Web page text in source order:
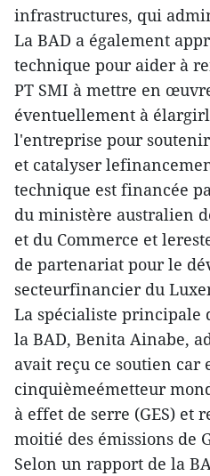
infrastructures, qui
La BAD a également
technique pour aider à
PT SMI à mettre en
éventuellement à
l'entreprise pour
et catalyser
technique est financée
du ministère australien
et du Commerce et
de partenariat pour le
secteurfinancier du
La spécialiste principale
la BAD, Benita Ainabe,
avait reçu ce soutien car
cinquièmeémetteur
à effet de serre (GES) et
moitié des émissions de
Selon un rapport de la